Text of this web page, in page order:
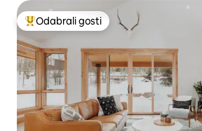
Među najviše rangiranima s oznakom
Odabrali gosti